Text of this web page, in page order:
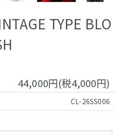
TYPE BLO
44,000円(税4,000円)
CL-26SS006